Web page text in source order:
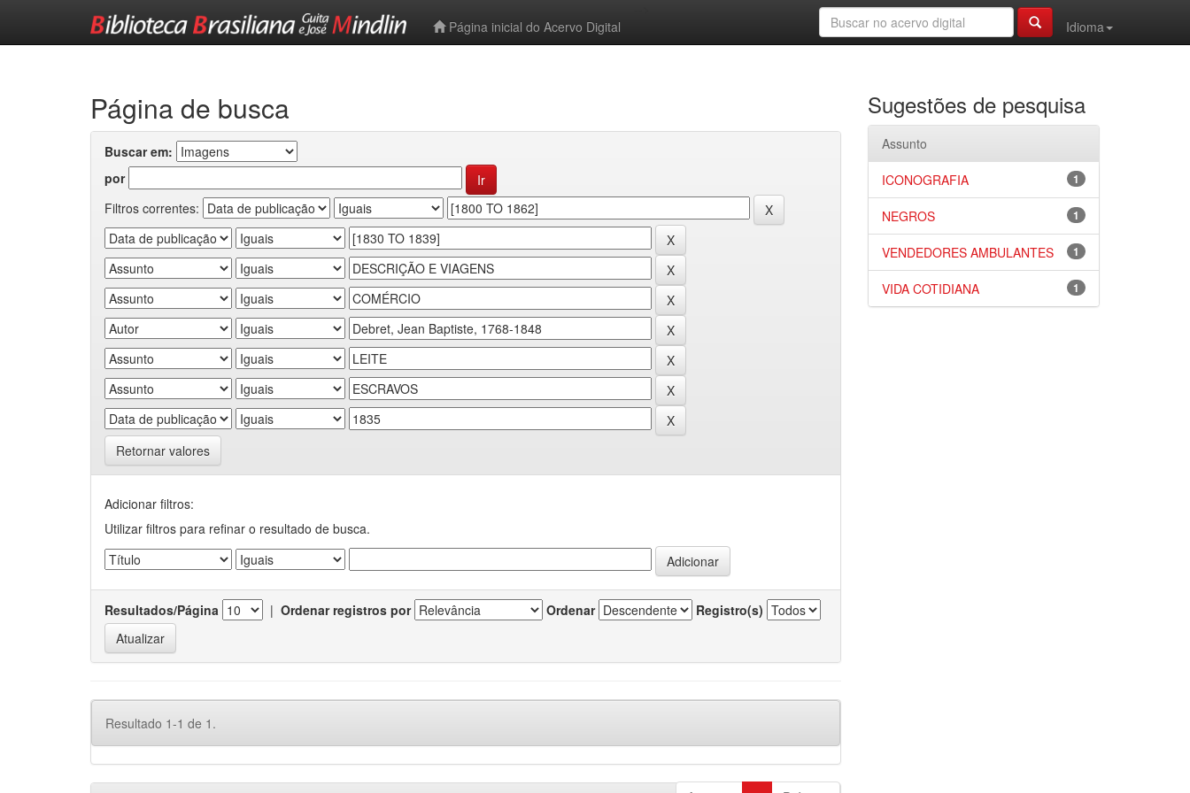
Página inicial do Acervo Digital
Idioma
Página de busca
Buscar em:
por
Filtros correntes:
Retornar valores
Adicionar filtros:
Utilizar filtros para refinar o resultado de busca.
Resultados/Página | Ordenar registros por Ordenar Registro(s)
Resultado 1-1 de 1.
Sugestões de pesquisa
Assunto
1
ICONOGRAFIA
1
NEGROS
1
VENDEDORES AMBULANTES
1
VIDA COTIDIANA